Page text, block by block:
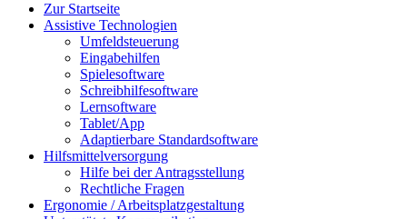
Zur Startseite
Assistive Technologien
Umfeldsteuerung
Eingabehilfen
Spielesoftware
Schreibhilfesoftware
Lernsoftware
Tablet/App
Adaptierbare Standardsoftware
Hilfsmittelversorgung
Hilfe bei der Antragsstellung
Rechtliche Fragen
Ergonomie / Arbeitsplatzgestaltung